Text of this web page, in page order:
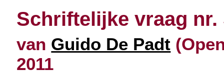
Schriftelijke vraag nr.
van Guido De Padt
2011